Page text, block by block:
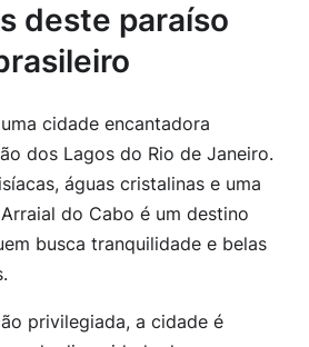
deste paraíso
cidade encantadora
dos Lagos do Rio de Janeiro.
águas cristalinas e uma
do Cabo é um destino
busca tranquilidade e belas
privilegiada, a cidade é